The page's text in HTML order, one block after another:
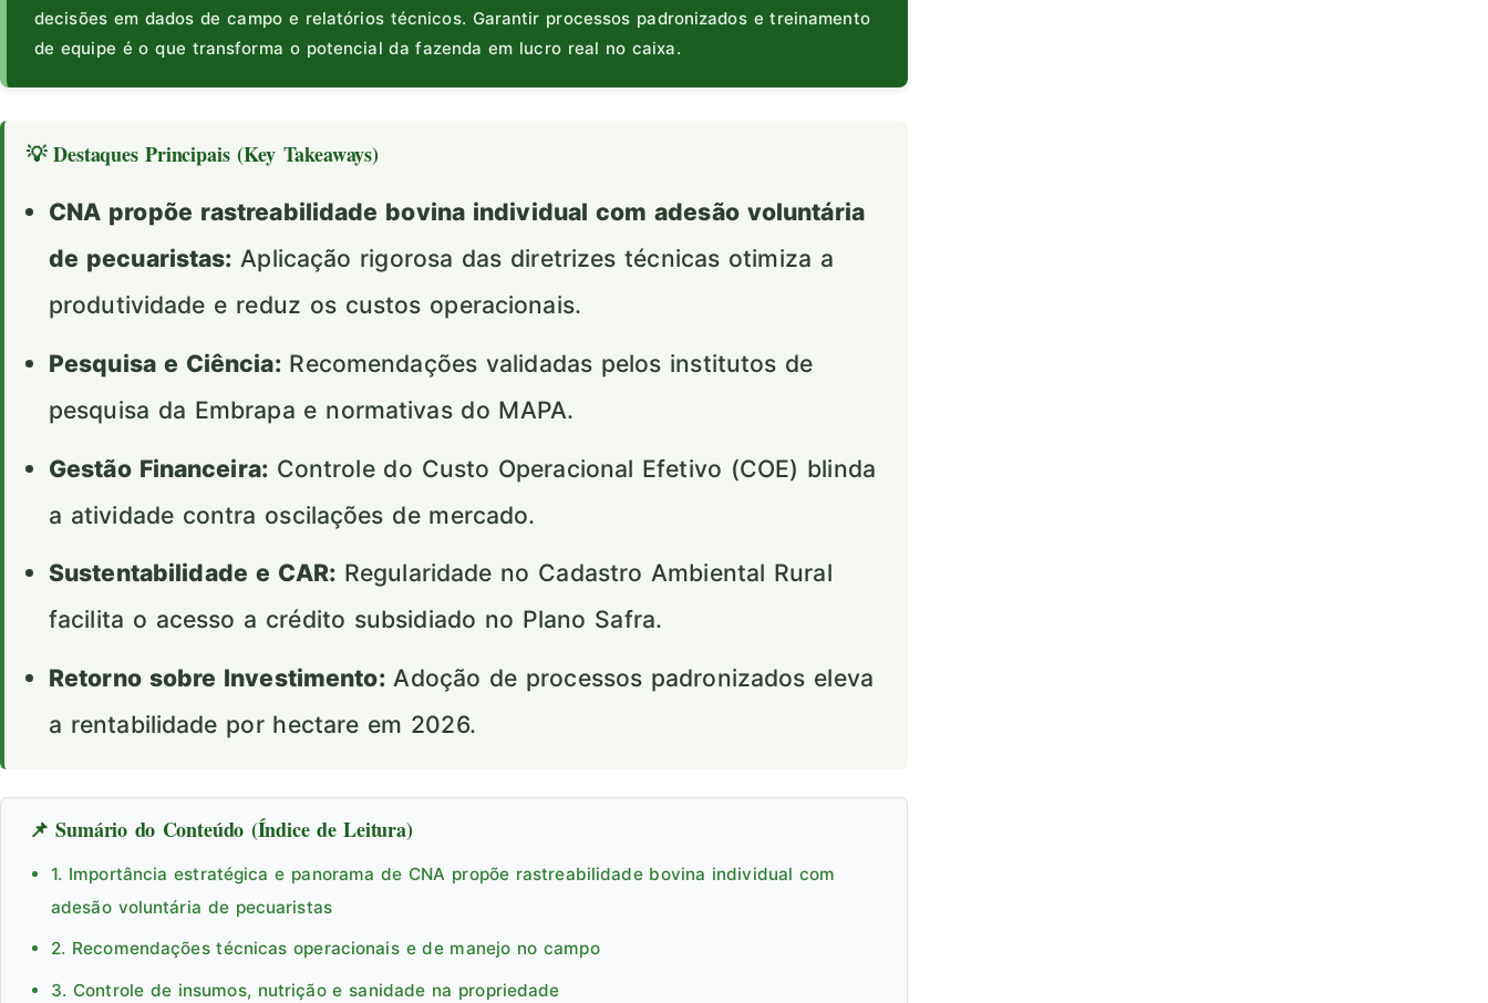
decisões em dados de campo e relatórios técnicos. Garantir processos padronizados e treinamento
de equipe é o que transforma o potencial da fazenda em lucro real no caixa.
💡 Destaques Principais (Key Takeaways)
CNA propõe rastreabilidade bovina individual com adesão voluntária
de pecuaristas: Aplicação rigorosa das diretrizes técnicas otimiza a
produtividade e reduz os custos operacionais.
Pesquisa e Ciência:Recomendações validadas pelos institutos de
pesquisa da Embrapa e normativas do MAPA.
Gestão Financeira:Controle do Custo Operacional Efetivo (COE) blinda
a atividade contra oscilações de mercado.
Sustentabilidade e CAR: Regularidade no Cadastro Ambiental Rural
facilita o acesso a crédito subsidiado no Plano Safra.
Retorno sobre Investimento:Adoção de processos padronizados eleva
a rentabilidade por hectare em 2026.
📌 Sumário do Conteúdo (Índice de Leitura)
1. Importância estratégica e panorama de CNA propõe rastreabilidade bovina individual com
adesão voluntária de pecuaristas
2. Recomendações técnicas operacionais e de manejo no campo
3. Controle de insumos, nutrição e sanidade na propriedade